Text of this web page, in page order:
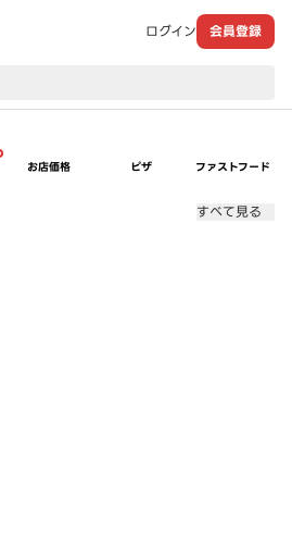
ログイン 会員登録
お店価格 ピザ ファストフード
すべて見る